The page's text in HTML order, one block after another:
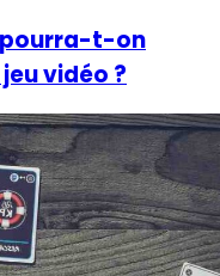
pourra-t-on
vidéo ?